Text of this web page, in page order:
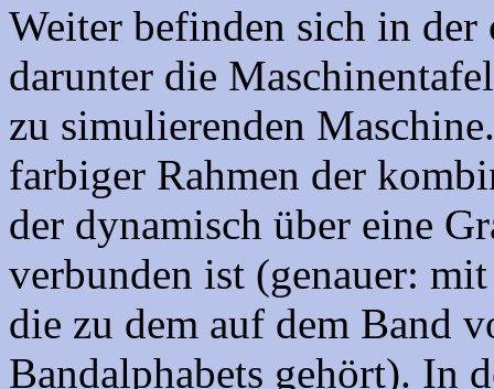
Weiter befinden sich in der
darunter die
zu simulierenden
farbiger Rahmen der
der dynamisch über eine
verbunden ist (genauer:
die zu dem auf dem Band
Bandalphabets gehört). In